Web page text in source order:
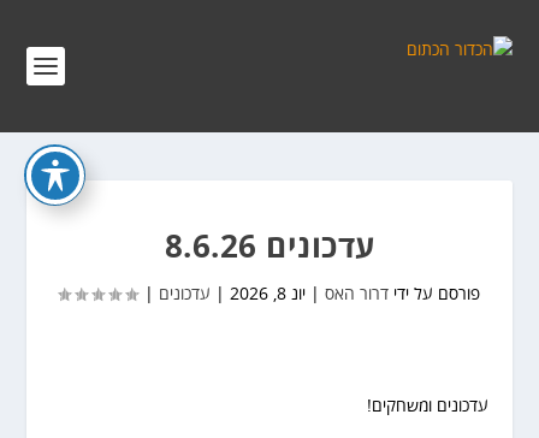
עדכונים 8.6.26
פורסם על ידידרור האס |יונ 8, 2026 עדכונים |
עדכונים ומשחקים!